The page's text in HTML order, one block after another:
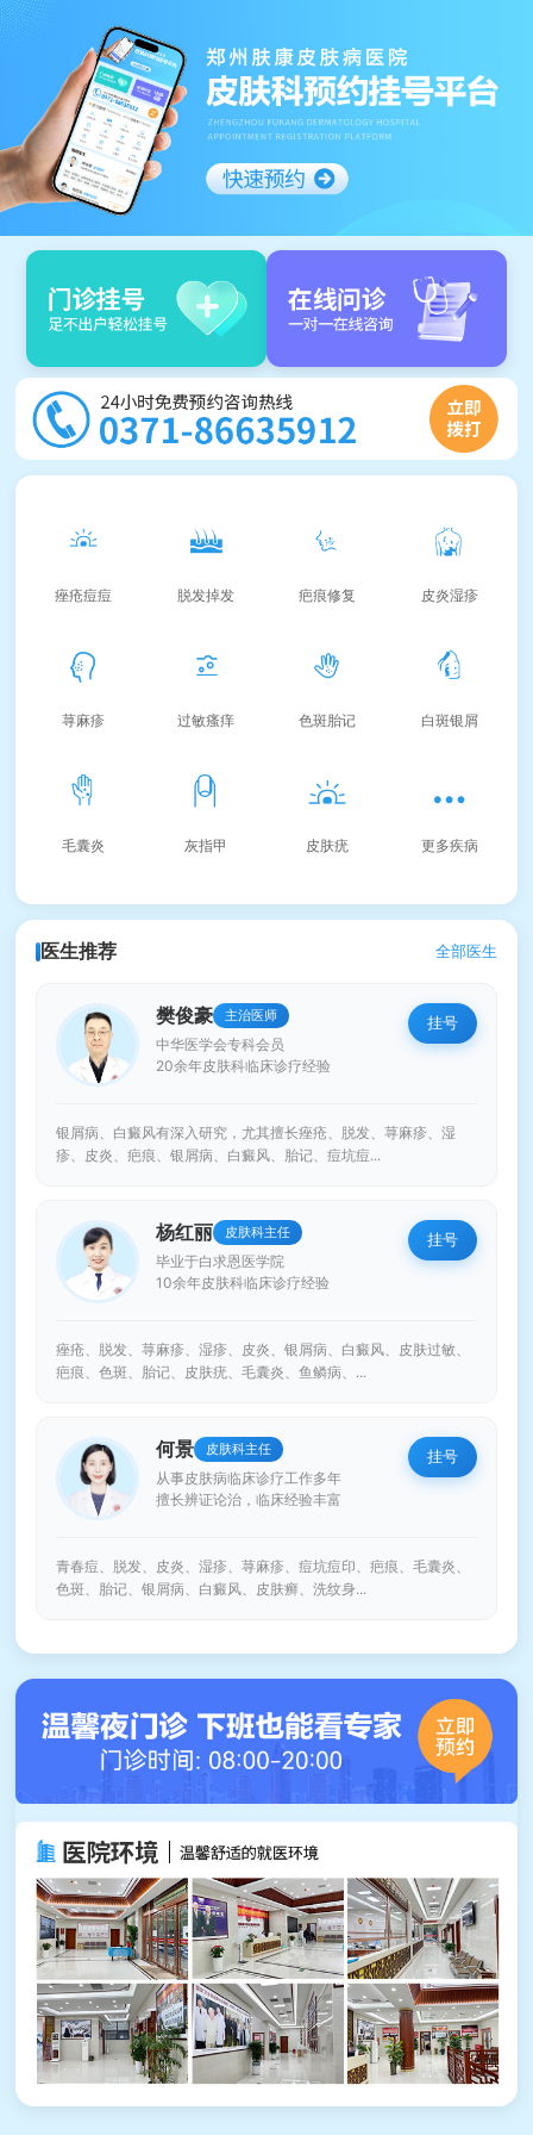
痤疮痘痘 脱发掉发 疤痕修复 皮炎湿疹
荨麻疹 过敏瘙痒 色斑胎记 白斑银屑
毛囊炎 灰指甲 皮肤疣 更多疾病
医生推荐 全部医生
樊俊豪 主治医师
中华医学会专科会员
20余年皮肤科临床诊疗经验
挂号
银屑病、白癜风有深入研究，尤其擅长痤疮、脱发、荨麻疹、湿
疹、皮炎、疤痕、银屑病、白癜风、胎记、痘坑痘...
杨红丽 皮肤科主任
毕业于白求恩医学院
10余年皮肤科临床诊疗经验
挂号
痤疮、脱发、荨麻疹、湿疹、皮炎、银屑病、白癜风、皮肤过敏、
疤痕、色斑、胎记、皮肤疣、毛囊炎、鱼鳞病、...
何景 皮肤科主任
从事皮肤病临床诊疗工作多年
擅长辨证论治，临床经验丰富
挂号
青春痘、脱发、皮炎、湿疹、荨麻疹、痘坑痘印、疤痕、毛囊炎、
色斑、胎记、银屑病、白癜风、皮肤癣、洗纹身...